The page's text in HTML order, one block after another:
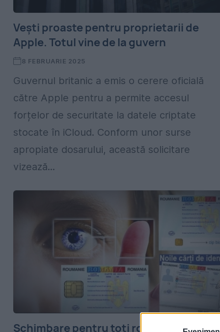
Vești proaste pentru proprietarii de
Apple. Totul vine de la guvern
8 FEBRUARIE 2025
Guvernul britanic a emis o cerere oficială
către Apple pentru a permite accesul
forțelor de securitate la datele criptate
stocate în iCloud. Conform unor surse
apropiate dosarului, această solicitare
vizează...
Schimbare pentru toți românii care au